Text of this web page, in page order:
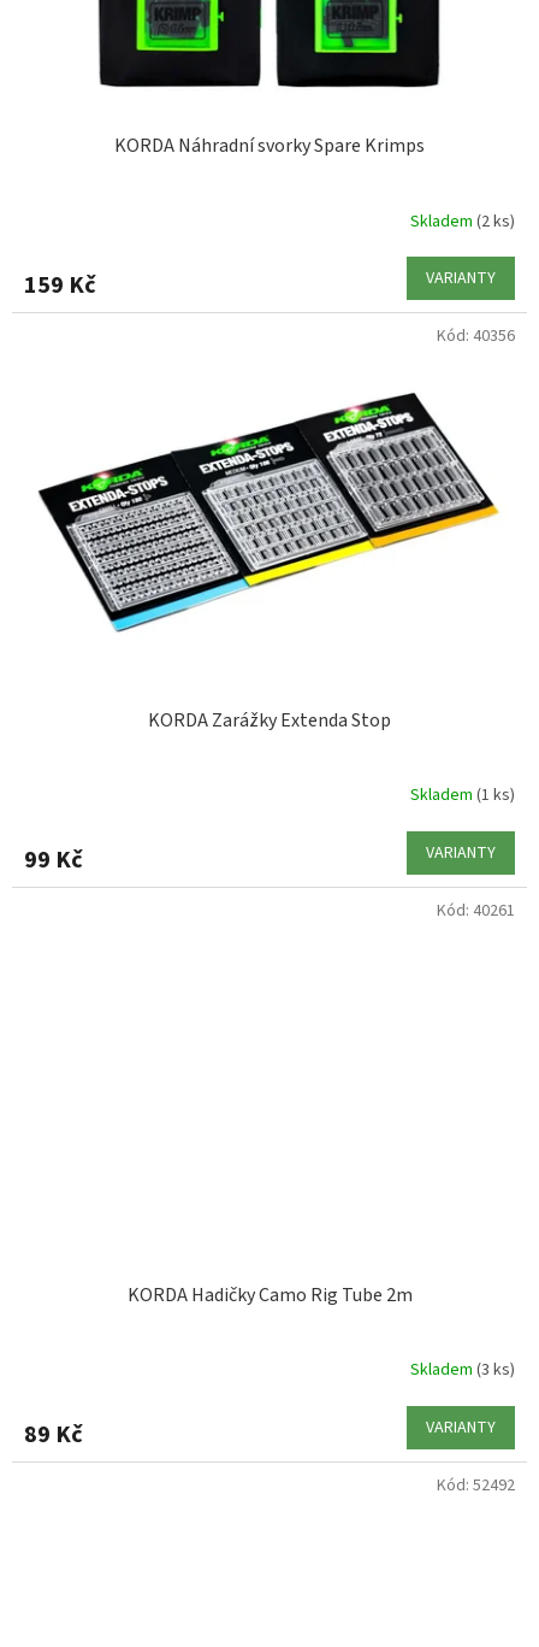
KORDA Náhradní svorky Spare Krimps
Skladem (2 ks)
159 Kč VARIANTY
KORDA Zarážky Extenda Stop
Skladem (1 ks)
99 Kč VARIANTY
Kód: 40356
KORDA Hadičky Camo Rig Tube 2m
Skladem (3 ks)
89 Kč VARIANTY
Kód: 40261
Kód: 52492